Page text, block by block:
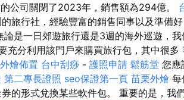
公司關閉了2023年，銷售額為294億。
旅行社，經驗豐富的銷售同事以及準備
論是一日郊遊旅行還是3週的海外巡遊，
充分利用該門戶來購買旅行包，其中很多
外燴佈置 台中刮痧 - 護照申請 鬆筋堂 您應
第二專長證照 seo保證第一頁 苗栗外燴 每
的形式兌換某些軟件包。 重要的是，我